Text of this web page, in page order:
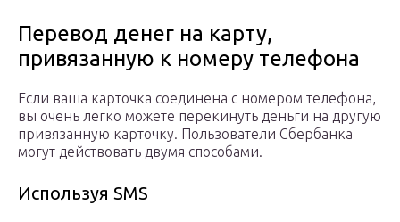
Перевод денег на карту,
привязанную к номеру телефона
Если ваша карточка соединена с номером телефона,
вы очень легко можете перекинуть деньги на другую
привязанную карточку. Пользователи Сбербанка
могут действовать двумя способами.
Используя SMS